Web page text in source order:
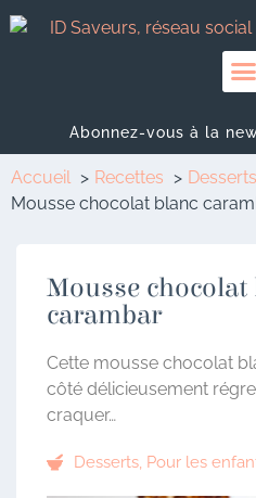
Abonnez-vous à la
Accueil Recettes
Desserts
Mousse chocolat blanc
Mousse chocolat
carambar
Cette mousse chocolat
côté délicieusement
craquer…
Desserts, Pour les